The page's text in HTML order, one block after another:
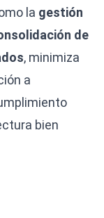
la gestión
de
, minimiza
a
bien